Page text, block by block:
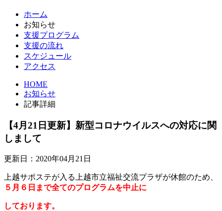
ホーム
お知らせ
支援プログラム
支援の流れ
スケジュール
アクセス
HOME
お知らせ
記事詳細
【4月21日更新】新型コロナウイルスへの対応に関
しまして
更新日：2020年04月21日
上越サポステが入る上越市立福祉交流プラザが休館のため、
５月６日まで全てのプログラムを中止に
しております。